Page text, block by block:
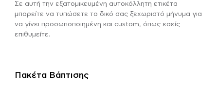
Σε αυτή την εξατομικευμένη αυτοκόλλητη ετικέτα
μπορείτε να τυπώσετε το δικό σας ξεχωριστό μήνυμα για
να γίνει προσωποποιημένη και custom, όπως εσείς
επιθυμείτε.
Πακέτα Βάπτισης